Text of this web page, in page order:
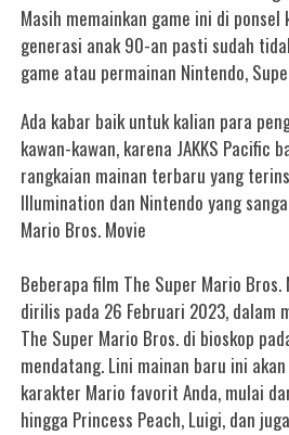
Masih memainkan game ini di ponsel
generasi anak 90-an pasti sudah
game atau permainan Nintendo,
Ada kabar baik untuk kalian para
kawan-kawan, karena JAKKS Pacific
rangkaian mainan terbaru yang
Illumination dan Nintendo yang
Mario Bros. Movie
Beberapa film The Super Mario
dirilis pada 26 Februari 2023, dalam
The Super Mario Bros. di bioskop
mendatang. Lini mainan baru ini
karakter Mario favorit Anda, mulai
hingga Princess Peach, Luigi, dan